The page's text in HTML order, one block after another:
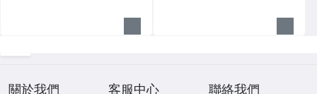
關於我們 客服中心 聯絡我們